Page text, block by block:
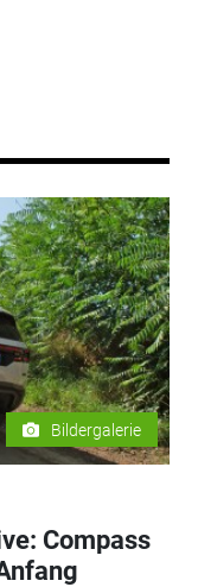
Bildergalerie
Compass